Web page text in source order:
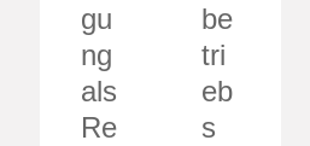
gu
ng
als
Re
be
tri
eb
s